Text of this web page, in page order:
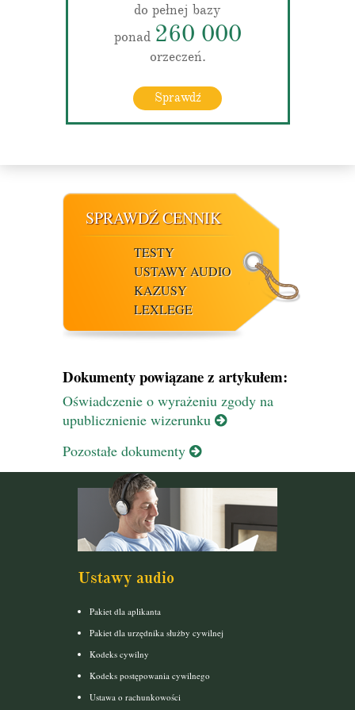
do pełnej bazy
ponad 260 000
orzeczeń.
Sprawdź
SPRAWDŹ CENNIK
TESTY
USTAWY AUDIO
KAZUSY
LEXLEGE
Dokumenty powiązane z artykułem:
Oświadczenie o wyrażeniu zgody na
upublicznienie wizerunku
Pozostałe dokumenty
Ustawy audio
Pakiet dla aplikanta
Pakiet dla urzędnika służby cywilnej
Kodeks cywilny
Kodeks postępowania cywilnego
Ustawa o rachunkowości